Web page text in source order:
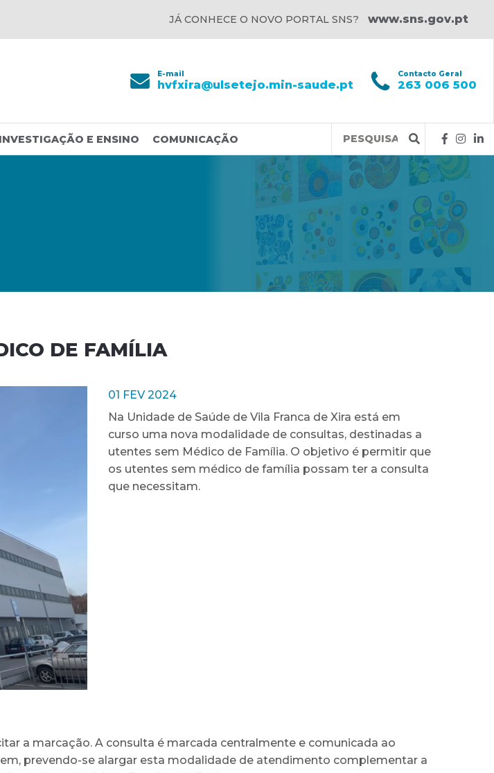
JÁ CONHECE O NOVO PORTAL SNS? www.sns.gov.pt
E-mail
hvfxira@ulsetejo.min-saude.pt
Contacto Geral
263 006 500
INVESTIGAÇÃO E ENSINO COMUNICAÇÃO
Query
DE FAMÍLIA
01 FEV 2024
Na Unidade de Saúde de Vila Franca de Xira está em
curso uma nova modalidade de consultas, destinadas a
utentes sem Médico de Família. O objetivo é permitir que
os utentes sem médico de família possam ter a consulta
que necessitam.
a marcação. A consulta é marcada centralmente e comunicada ao
prevendo-se alargar esta modalidade de atendimento complementar a